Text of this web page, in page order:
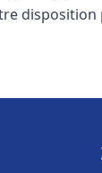
disposition